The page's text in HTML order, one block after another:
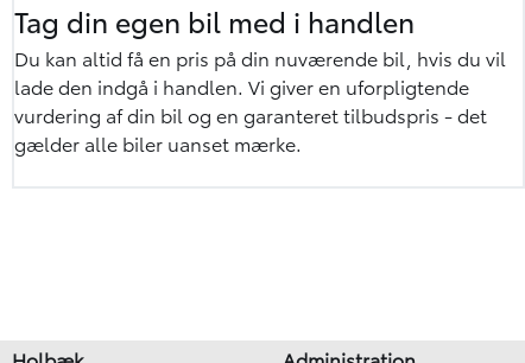
Tag din egen bil med i handlen
Du kan altid få en pris på din nuværende bil, hvis du vil
lade den indgå i handlen. Vi giver en uforpligtende
vurdering af din bil og en garanteret tilbudspris - det
gælder alle biler uanset mærke.